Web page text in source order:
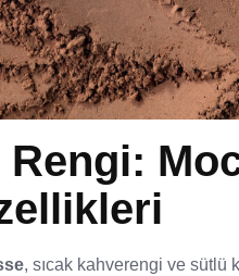
Rengi:
, sıcak kahverengi ve sütlü